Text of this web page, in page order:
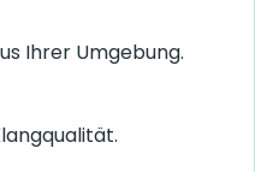
Ihrer Umgebung.